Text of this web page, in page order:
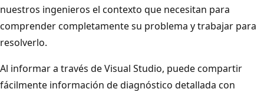
nuestros ingenieros el contexto que necesitan para
comprender completamente su problema y trabajar para
resolverlo.
Al informar a través de Visual Studio, puede compartir
fácilmente información de diagnóstico detallada con